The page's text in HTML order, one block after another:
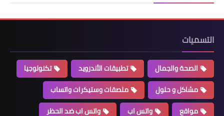
التسميات
الصحة والجمال تطبيقات الأندرويد
تكنولوجيا
مشاكل و حلول
ملصقات وستيكرات واتساب
مواقع
واتس اب واتس اب ضد الحظر